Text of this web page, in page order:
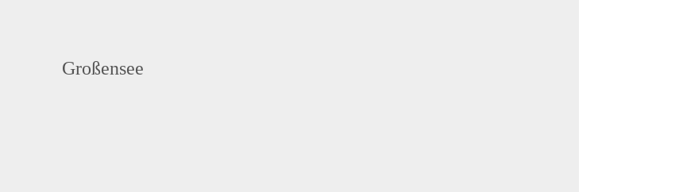
Großensee